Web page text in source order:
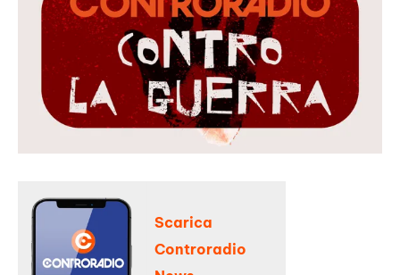
Scarica
Controradio